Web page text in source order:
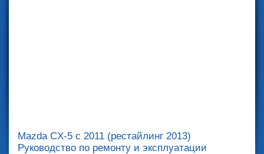
Mazda CX-5 с 2011 (рестайлинг 2013)
Руководство по ремонту и эксплуатации